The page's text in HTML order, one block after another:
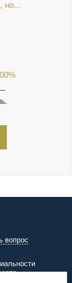
но...
вопрос